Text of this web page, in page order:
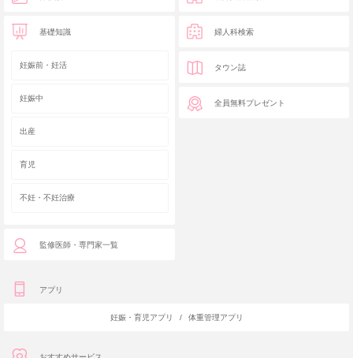
基礎知識
妊娠前・妊活
妊娠中
出産
育児
不妊・不妊治療
監修医師・専門家一覧
婦人科検索
タウン誌
全員無料プレゼント
アプリ
妊娠・育児アプリ / 体重管理アプリ